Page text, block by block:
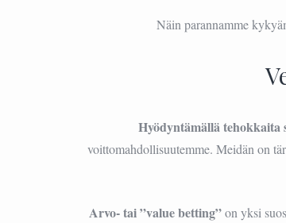
Näin parannamme
Hyödyntämällä tehokkaita
voittomahdollisuutemme. Meidän on
Arvo- tai ”value betting”on yksi